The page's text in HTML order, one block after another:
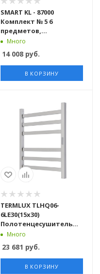
SMART KL - 87000
Комплект № 5 6
предметов,
хромированный
Много
14 008 руб.
В КОРЗИНУ
TERMLUX TLHQ06-
6LE30(15х30)
Полотенцесушитель
лесенка 600 х 500 х 110
Много
23 681 руб.
В КОРЗИНУ